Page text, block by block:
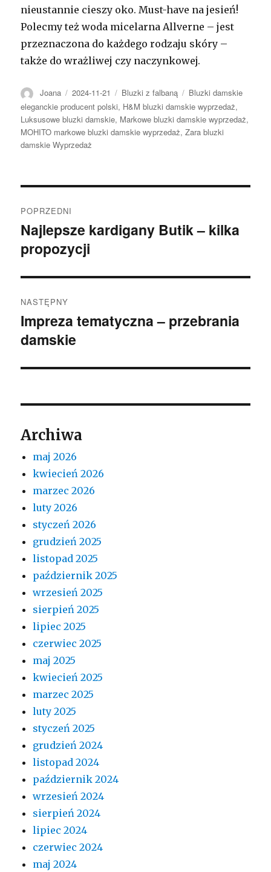
nieustannie cieszy oko. Must-have na jesień!
Polecmy też woda micelarna Allverne – jest
przeznaczona do każdego rodzaju skóry –
także do wrażliwej czy naczynkowej.
Autor
Joana Opublikowano
2024-11-21 Kategorie
Bluzki z falbaną Tagi
Bluzki damskie
eleganckie producent polski, H&M bluzki damskie wyprzedaż,
Luksusowe bluzki damskie, Markowe bluzki damskie wyprzedaż,
MOHITO markowe bluzki damskie wyprzedaż,Zara bluzki
damskie Wyprzedaż
wpisu
POPRZEDNI
Poprzedni
wpis:
Najlepsze kardigany Butik – kilka
propozycji
NASTĘPNY
Następny
wpis:
Impreza tematyczna – przebrania
damskie
Archiwa
maj 2026
kwiecień 2026
marzec 2026
luty 2026
styczeń 2026
grudzień 2025
listopad 2025
październik 2025
wrzesień 2025
sierpień 2025
lipiec 2025
czerwiec 2025
maj 2025
kwiecień 2025
marzec 2025
luty 2025
styczeń 2025
grudzień 2024
listopad 2024
październik 2024
wrzesień 2024
sierpień 2024
lipiec 2024
czerwiec 2024
maj 2024